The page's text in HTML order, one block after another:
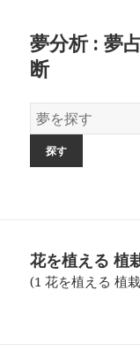
夢分析 : 夢
断
夢
の
花を植える 植
(1 花を植える 植